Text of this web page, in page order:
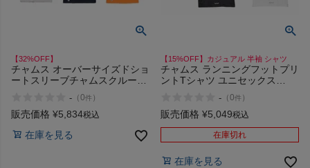
【32%OFF】
チャムス オーバーサイズドショ
ートスリーブチャムスクルート
アウトドア 半袖 シャツ Tシャ
ツ スウェット 綿100% USAコ
セール
- （0件 ）
販売価格 ¥5,834税込
在庫を見る
【15%OFF】カジュアル 半袖 シャツ
チャムス ランニングフットプリ
ントTシャツ ユニセックス
- （0件 ）
販売価格 ¥5,049税込
在庫切れ
在庫を見る